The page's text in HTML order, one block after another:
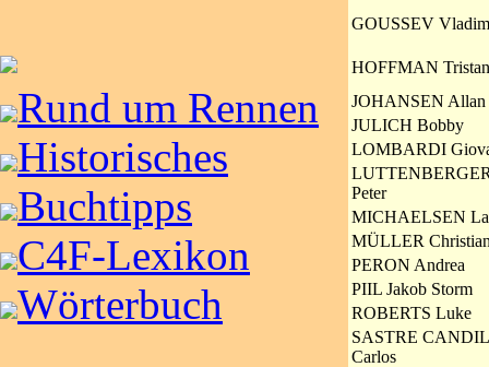
Rund um Rennen
Historisches
Buchtipps
C4F-Lexikon
Wörterbuch
GOUSSEV
HOFFMAN Tristan
JOHANSEN Allan
JULICH Bobby
LOMBARDI
Peter
MICHAELSEN
MÜLLER
PERON Andrea
PIIL Jakob Storm
ROBERTS Luke
SASTRE CANDIL
Carlos